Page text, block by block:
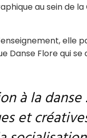
au sein de la
Danse Flore qui
à la
et